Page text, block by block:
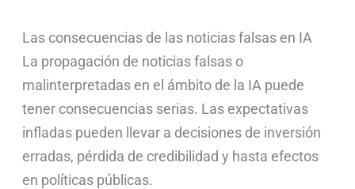
Las consecuencias de las noticias falsas en IA
La propagación de noticias falsas o
malinterpretadas en el ámbito de la IA puede
tener consecuencias serias. Las expectativas
infladas pueden llevar a decisiones de inversión
erradas, pérdida de credibilidad y hasta efectos
en políticas públicas.